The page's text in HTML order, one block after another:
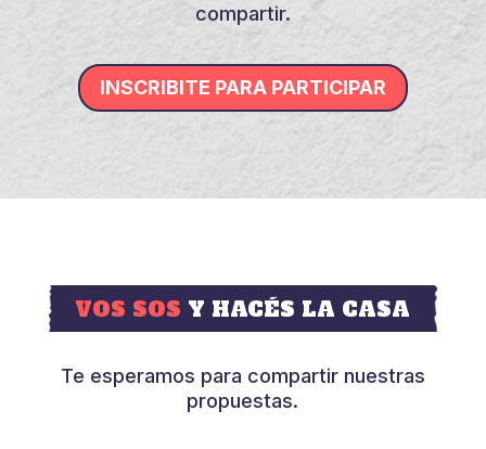
compartir.
INSCRIBITE PARA PARTICIPAR
VOS SOS Y HACÉS LA CASA
Te esperamos para compartir nuestras
propuestas.